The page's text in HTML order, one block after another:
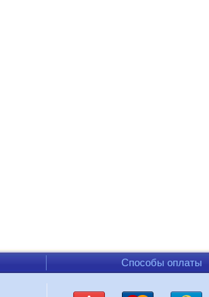
Способы оплаты